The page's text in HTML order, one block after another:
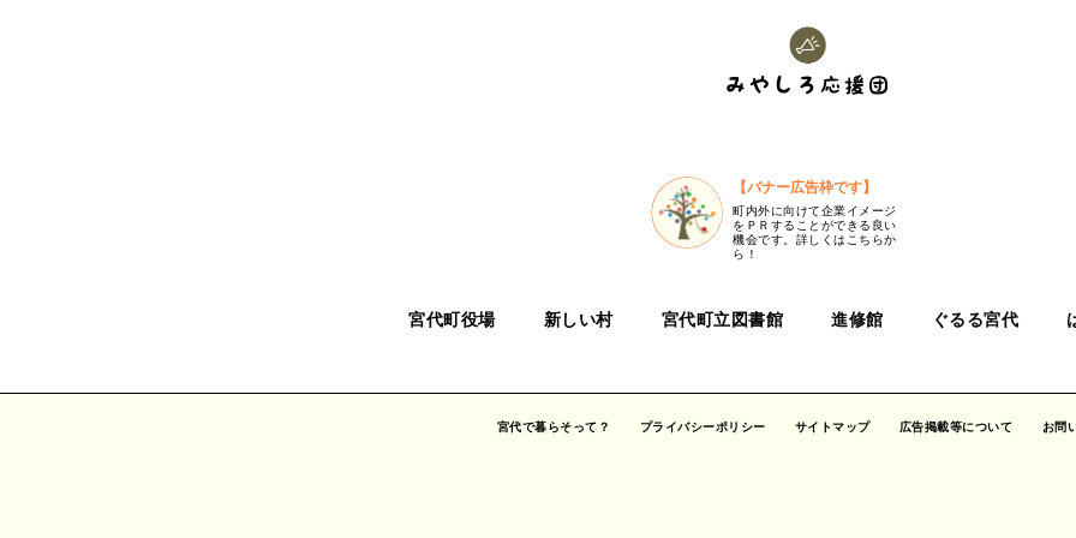
【バナー広告枠です】
町内外に向けて企業イメージ
をＰＲすることができる良い
機会です。詳しくはこちらか
ら！
宮代町役場 新しい村 宮代町立図書館 進修館 ぐるる宮代
宮代で暮らそって？ プライバシーポリシー サイトマップ 広告掲載等について お問